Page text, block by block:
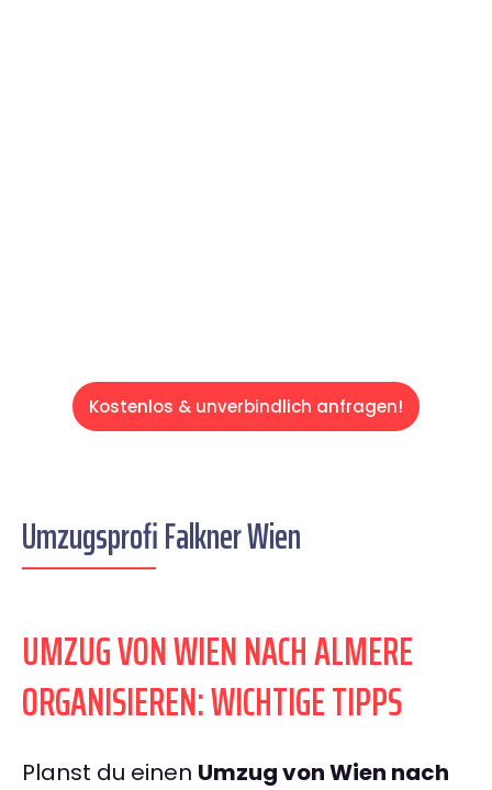
Kostenlos & unverbindlich anfragen!
Umzugsprofi Falkner Wien
UMZUG VON WIEN NACH ALMERE
ORGANISIEREN: WICHTIGE TIPPS
Planst du einen Umzug von Wien nach